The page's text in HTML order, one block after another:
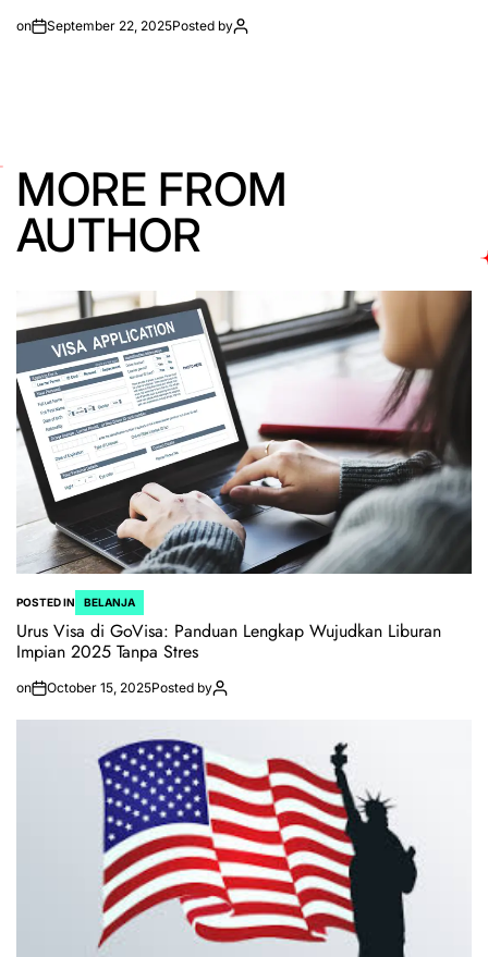
on September 22, 2025Posted by
MORE FROM
AUTHOR
POSTED IN BELANJA
Urus Visa di GoVisa: Panduan Lengkap Wujudkan Liburan
Impian 2025 Tanpa Stres
on October 15, 2025Posted by